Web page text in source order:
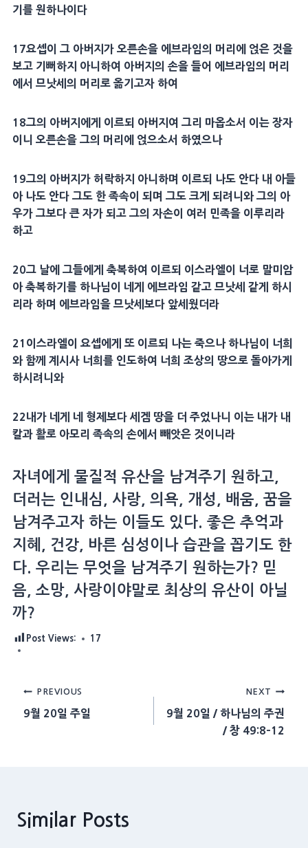
기를 원하나이다
17요셉이 그 아버지 가 오른손을 에브라임의 머리 에 얹은 것을
보고 기뻐하지 아니하여 아버지 의 손을 들어 에브라임의 머리
에서 므낫세 의 머리 로 옮기고자 하여
18그의 아버지 에게 이르되 아버지 여 그리 마옵소서 이는 장자
이니 오른손을 그의 머리 에 얹으소서 하였으나
19그의 아버지 가 허락하지 아니하며 이르되 나도 안다 내 아들
아 나도 안다 그도 한 족속이 되며 그도 크게 되려니와 그의 아
우가 그보다 큰 자가 되고 그의 자손이 여러 민족을 이루리라
하고
20그 날에 그들에게 축복하여 이르되 이스라엘이 너로 말미암
아 축복하기를 하나님이 네게 에브라임 같고 므낫세
같게 하시
리라 하며 에브라임을 므낫세 보다 앞세웠더라
21 이스라엘이 요셉에게 또 이르되 나는 죽으나 하나님이 너희
와 함께 계시사 너희를 인도하여 너희 조상의 땅으로 돌아가게
하시려니와
22내가 네게 네 형제 보다 세겜땅을 더 주었나니 이는 내가 내
칼과 활로 아모리 족속의 손에서 빼앗은 것이니라
자녀에게 물질적 유산을 남겨주기 원하고,
더러는 인내심, 사랑, 의욕, 개성, 배움, 꿈을
남겨주고자 하는 이들도 있다. 좋은 추억과
지혜, 건강, 바른 심성이나 습관을 꼽기도 한
다. 우리는 무엇을 남겨주기 원하는가? 믿
음, 소망, 사랑이야말로 최상의 유산이 아닐
까?
Post Views: 17
Post
navigation
PREVIOUS
9월 20일 주일
NEXT
9월 20일 / 하나님의 주권
/ 창 49:8-12
Similar Posts